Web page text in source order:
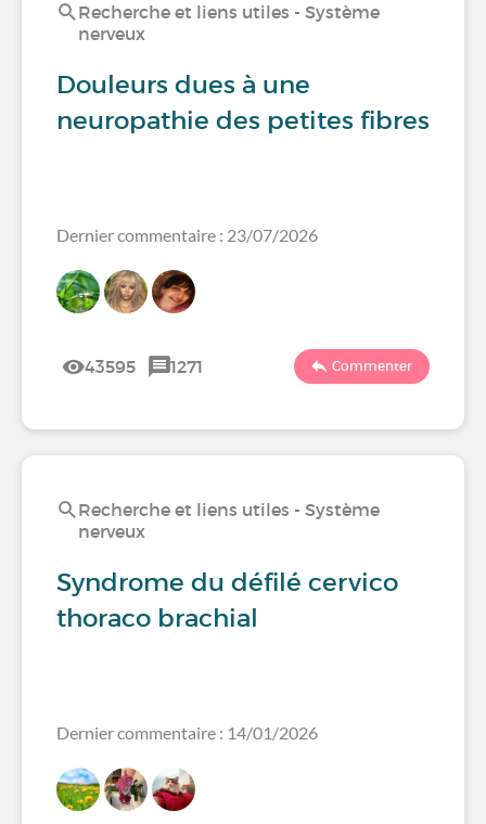
Recherche et liens utiles - Système
nerveux
Douleurs dues à une
neuropathie des petites fibres
Dernier commentaire : 23/07/2026
43595 1271 Commenter
Recherche et liens utiles - Système
nerveux
Syndrome du défilé cervico
thoraco brachial
Dernier commentaire : 14/01/2026